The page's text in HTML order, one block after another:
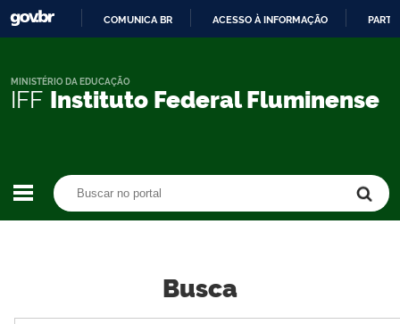
CONTEÚDO
COMUNICA BR ACESSO À INFORMAÇÃO
IFF Instituto Federal Fluminense
MINISTÉRIO DA EDUCAÇÃO
Busca